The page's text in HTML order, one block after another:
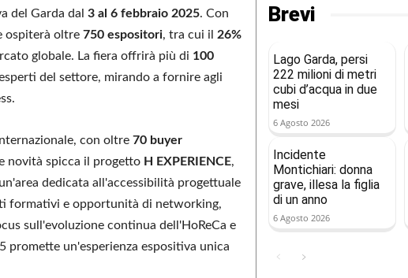
del Garda dal 3 al 6 febbraio 2025. Con
ospiterà oltre 750 espositori, tra cui il 26%
globale. La fiera offrirà più di 100
del settore, mirando a fornire agli
con oltre 70 buyer
novità spicca il progetto H EXPERIENCE,
dedicata all'accessibilità progettuale
formativi e opportunità di networking,
sull'evoluzione continua dell'HoReCa e
un'esperienza espositiva unica
Brevi
Lago Garda, persi
222 milioni di metri
cubi d’acqua in due
mesi
6 Agosto 2026
Incidente
Montichiari: donna
grave, illesa la figlia
di un anno
6 Agosto 2026